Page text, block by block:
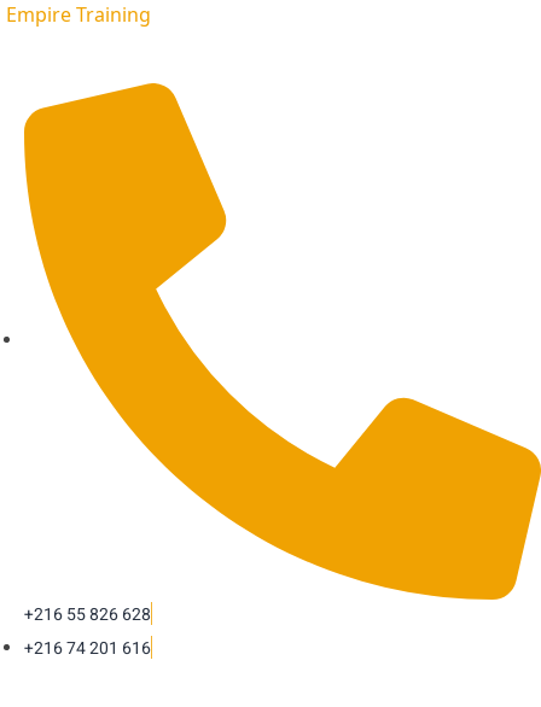
Empire Training
+216 55 826 628
+216 74 201 616